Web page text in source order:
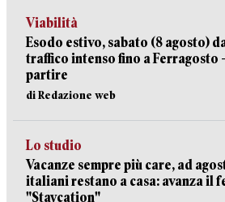
Viabilità
Esodo estivo, sabato (8 agosto)
traffico intenso fino a Ferragosto
partire
di Redazione web
Lo studio
Vacanze sempre più care, ad
italiani restano a casa: avanza il
"Staycation"